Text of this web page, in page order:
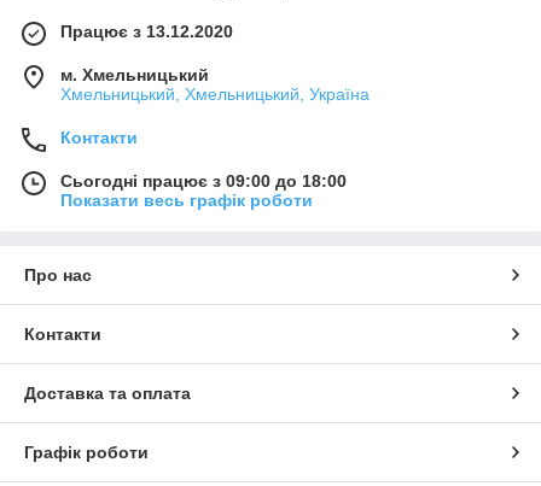
Працює з 13.12.2020
м. Хмельницький
Хмельницький, Хмельницький, Україна
Контакти
Сьогодні працює з 09:00 до 18:00
Показати весь графік роботи
Про нас
Контакти
Доставка та оплата
Графік роботи